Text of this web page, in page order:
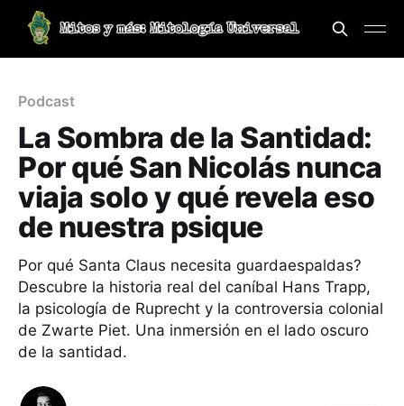
Podcast
La Sombra de la Santidad:
Por qué San Nicolás nunca
viaja solo y qué revela eso
de nuestra psique
Por qué Santa Claus necesita guardaespaldas?
Descubre la historia real del caníbal Hans Trapp,
la psicología de Ruprecht y la controversia colonial
de Zwarte Piet. Una inmersión en el lado oscuro
de la santidad.